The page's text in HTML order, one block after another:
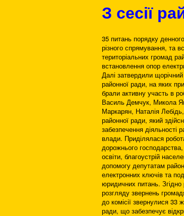
З сесії
35 питань порядку
різного спрямування, та
територіальних громад
встановлення опор
Далі затвердили
районної ради, на яких
брали активну участь в
Василь Демчук, Микола
Маркарян, Наталія
районної ради, який
забезпечення діяльності
влади. Приділялася
дорожнього
освіти, благоустрій
допомогу депутатам
електронних ключів та
юридичних питань. Згідно
розгляду звернень
до комісії звернулися 33
ради, що забезпечує